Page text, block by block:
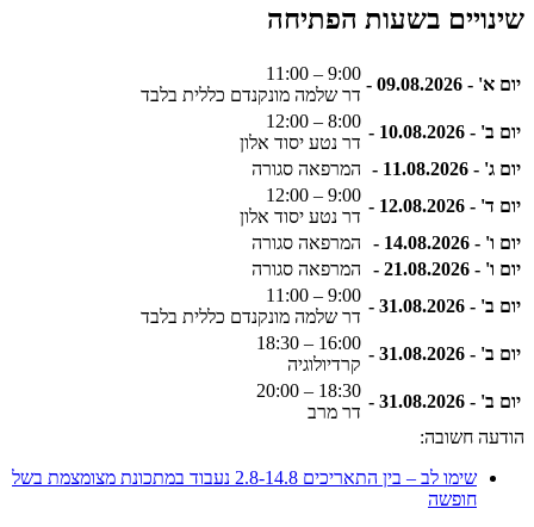
שינויים בשעות הפתיחה
יום א' - 09.08.2026 -
9:00 – 11:00
דר שלמה מונקנדם כללית בלבד
יום ב' - 10.08.2026 -
8:00 – 12:00
דר נטע יסוד אלון
יום ג' - 11.08.2026 -
המרפאה סגורה
יום ד' - 12.08.2026 -
9:00 – 12:00
דר נטע יסוד אלון
יום ו' - 14.08.2026 -
המרפאה סגורה
יום ו' - 21.08.2026 -
המרפאה סגורה
יום ב' - 31.08.2026 -
9:00 – 11:00
דר שלמה מונקנדם כללית בלבד
יום ב' - 31.08.2026 -
16:00 – 18:30
קרדיולוגיה
יום ב' - 31.08.2026 -
18:30 – 20:00
דר מרב
הודעה חשובה:
שימו לב – בין התאריכים 2.8-14.8 נעבוד במתכונת מצומצמת בשל
חופשה